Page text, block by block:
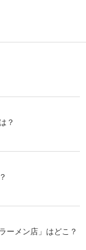
？
ーメン店」はどこ？